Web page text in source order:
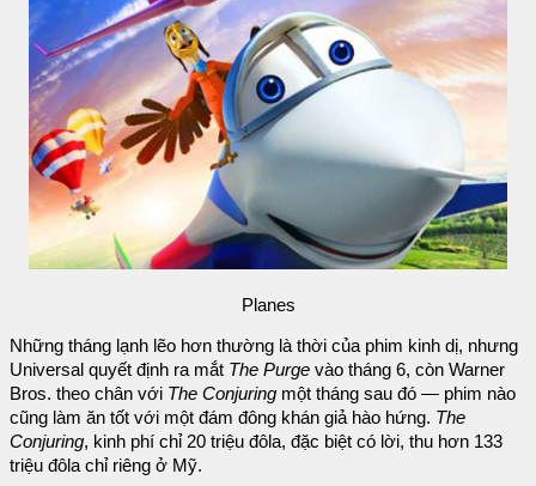
Planes
Những tháng lạnh lẽo hơn thường là thời của phim kinh dị, nhưng
Universal quyết định ra mắt The Purge vào tháng 6, còn Warner
Bros. theo chân với The Conjuring một tháng sau đó — phim nào
cũng làm ăn tốt với một đám đông khán giả hào hứng. The
Conjuring, kinh phí chỉ 20 triệu đôla, đặc biệt có lời, thu hơn 133
triệu đôla chỉ riêng ở Mỹ.